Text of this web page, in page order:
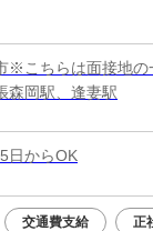
※こちらは面接地
森岡駅、逢妻駅
日からOK
交通費支給 正